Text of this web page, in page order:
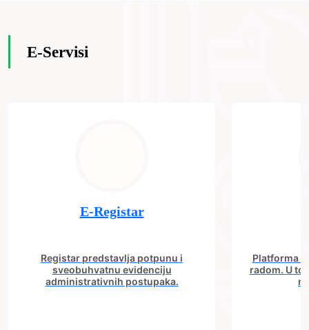
E-Servisi
E-Registar
Registar predstavlja potpunu i
sveobuhvatnu evidenciju
administrativnih postupaka.
Platforma
radom. U